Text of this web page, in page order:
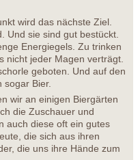
wird das nächste Ziel.
Und sie sind gut bestückt.
Energiegels. Zu trinken
nicht jeder Magen verträgt.
geboten. Und auf den
sogar Bier.
wir an einigen Biergärten
die Zuschauer und
auch diese oft ein gutes
die sich aus ihren
die uns ihre Hände zum